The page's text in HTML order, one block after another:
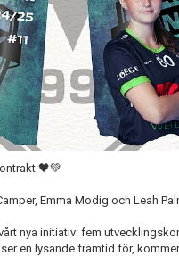
🖤💚
Emma Modig och Leah
nya initiativ: fem
en lysande framtid för,